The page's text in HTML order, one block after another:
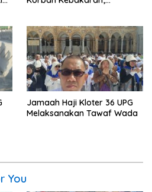
Jamaah Haji Kloter 36 UPG
Melaksanakan Tawaf Wada
You